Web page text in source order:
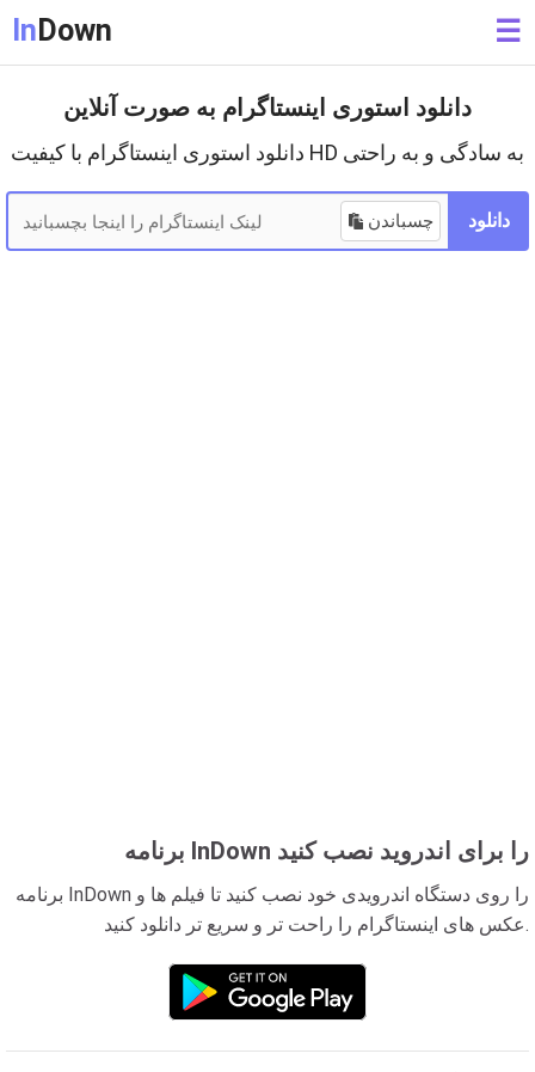
In Down ☰
دانلود استوری اینستاگرام به صورت آنلاین
دانلود استوری اینستاگرام با کیفیت HD به سادگی و به راحتی
چسباندن دانلود
برنامه InDown را برای اندروید نصب کنید
برنامه InDown را روی دستگاه اندرویدی خود نصب کنید تا فیلم ها و
عکس های اینستاگرام را راحت تر و سریع تر دانلود کنید.